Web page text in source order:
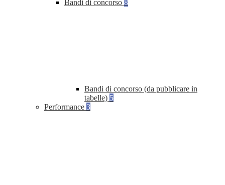
Bandi di concorso 8
Bandi di concorso (da pubblicare in
tabelle) 5
Performance 3